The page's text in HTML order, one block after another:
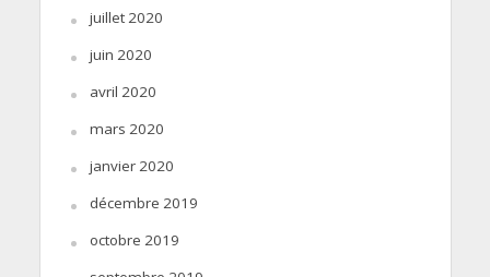
juillet 2020
juin 2020
avril 2020
mars 2020
janvier 2020
décembre 2019
octobre 2019